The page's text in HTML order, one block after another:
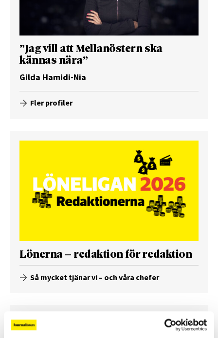
”Jag vill att Mellanöstern ska
kännas nära”
Gilda Hamidi-Nia
Fler profiler
Lönerna – redaktion för redaktion
Så mycket tjänar vi – och våra chefer